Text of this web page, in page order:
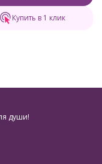
Купить в 1 клик
души!